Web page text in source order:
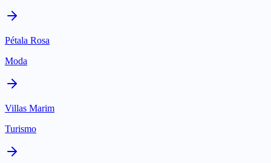
Pétala Rosa
Moda
Villas Marim
Turismo